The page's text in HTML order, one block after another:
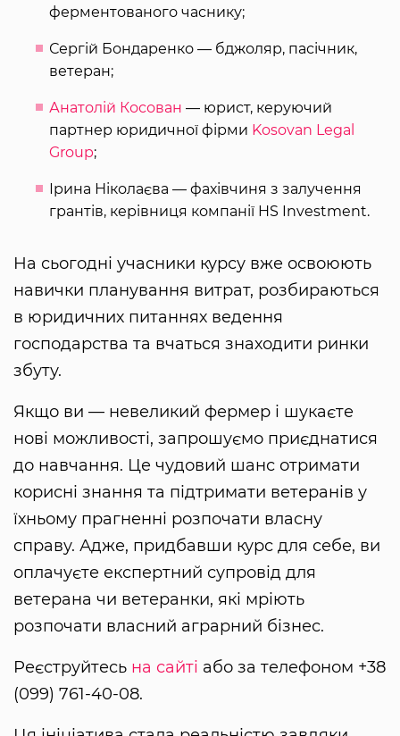
ферментованого часнику;
Сергій Бондаренко — бджоляр, пасічник,
ветеран;
Анатолій Косован — юрист, керуючий
партнер юридичної фірми Kosovan Legal
Group;
Ірина Ніколаєва — фахівчиня з залучення
грантів, керівниця компанії HS Investment.
На сьогодні учасники курсу вже освоюють
навички планування витрат, розбираються
в юридичних питаннях ведення
господарства та вчаться знаходити ринки
збуту.
Якщо ви — невеликий фермер і шукаєте
нові можливості, запрошуємо приєднатися
до навчання. Це чудовий шанс отримати
корисні знання та підтримати ветеранів у
їхньому прагненні розпочати власну
справу. Адже, придбавши курс для себе, ви
оплачуєте експертний супровід для
ветерана чи ветеранки, які мріють
розпочати власний аграрний бізнес.
Реєструйтесь на сайті або за телефоном +38
(099) 761-40-08.